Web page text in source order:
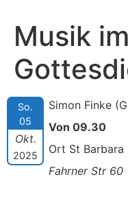
Musik im
So.
05
Okt.
2025
Simon Finke
Von 09.30
Ort St Barbara
Fahrner Str 60